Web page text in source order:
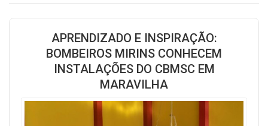
APRENDIZADO E INSPIRAÇÃO:
BOMBEIROS MIRINS CONHECEM
INSTALAÇÕES DO CBMSC EM
MARAVILHA